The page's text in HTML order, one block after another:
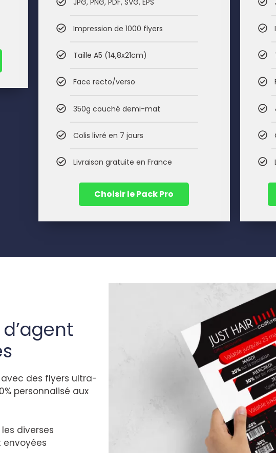
Impression de 1000 flyers
Taille A5 (14,8x21cm)
Face recto/verso
350g couché demi-mat
Colis livré en 7 jours
Livraison gratuite en France
Choisir le Pack Pro
des flyers ultra-
personnalisé aux
diverses
envoyées